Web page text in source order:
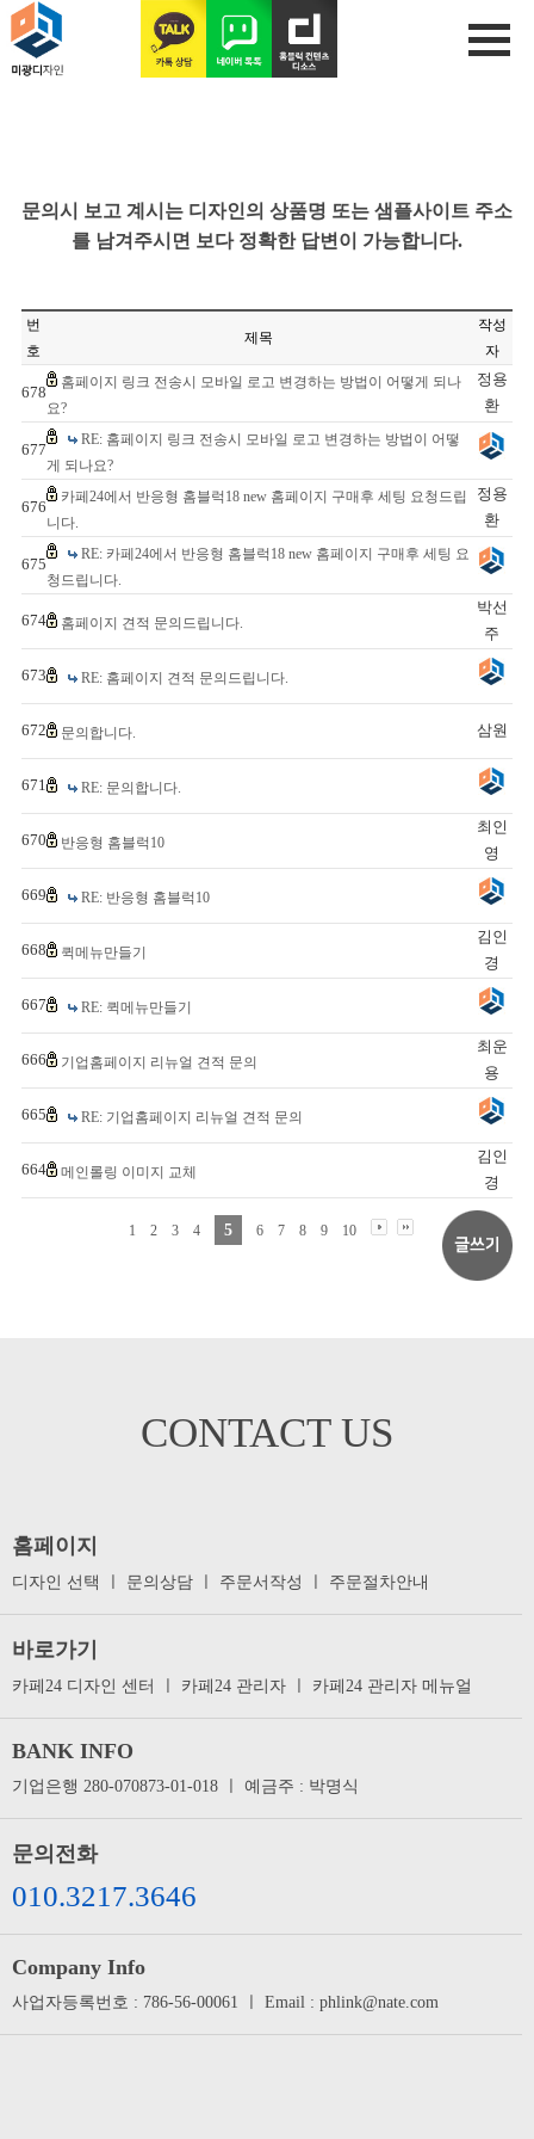
문의시 보고 계시는 디자인의 상품명 또는 샘플사이트 주소
를 남겨주시면 보다 정확한 답변이 가능합니다.
번
호
제목
작성
자
678
홈페이지 링크 전송시 모바일 로고 변경하는 방법이 어떻게 되나
요?
정용
환
677
RE: 홈페이지 링크 전송시 모바일 로고 변경하는 방법이 어떻
게 되나요?
676
카페24에서 반응형 홈블럭18 new 홈페이지 구매후 세팅 요청드립
니다.
정용
환
675
RE: 카페24에서 반응형 홈블럭18 new 홈페이지 구매후 세팅 요
청드립니다.
674 홈페이지 견적 문의드립니다.
박선
주
673 RE: 홈페이지 견적 문의드립니다.
672 문의합니다. 삼원
671 RE: 문의합니다.
670 반응형 홈블럭10
최인
영
669 RE: 반응형 홈블럭10
668 퀵메뉴만들기
김인
경
667 RE: 퀵메뉴만들기
666 기업홈페이지 리뉴얼 견적 문의
최운
용
665 RE: 기업홈페이지 리뉴얼 견적 문의
664 메인롤링 이미지 교체
김인
경
1 2 3 4 5 6 7 8 9 10
CONTACT US
홈페이지
디자인 선택 문의상담 주문서작성 주문절차안내
바로가기
카페24 디자인 센터 카페24 관리자 카페24 관리자 메뉴얼
BANK INFO
기업은행 280-070873-01-018 ㅣ 예금주 : 박명식
문의전화
010.3217.3646
Company Info
사업자등록번호 : 786-56-00061 ㅣ Email : phlink@nate.com